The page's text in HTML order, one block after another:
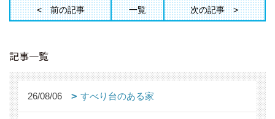
前の記事 一覧 次の記事
記事一覧
26/08/06 すべり台のある家